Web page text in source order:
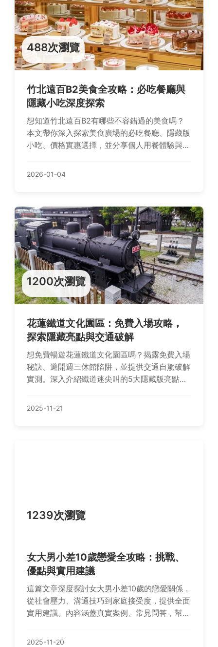
488次瀏覽
竹北遠百B2美食全攻略：必吃餐廳與
隱藏小吃深度探索
想知道竹北遠百B2有哪些不容錯過的美食嗎？
本文帶你深入探索美食廣場的必吃餐廳、隱藏版
小吃、價格實惠選擇，並分享個人用餐體驗與實
2026-01-04
1200次瀏覽
花蓮鐵道文化園區：免費入場攻略，
探索隱藏亮點與交通破解
想免費暢遊花蓮鐵道文化園區嗎？揭露免費入場
秘訣、避開週三休館陷阱，並提供交通自駕破解
實測。深入介紹鐵道迷尖叫的5大隱藏版亮點，
時光1939二手書店和溝仔尾夜市。從省錢老司
2025-11-21
1239次瀏覽
女大男小差10歲戀愛全攻略：挑戰、
優點與實用建議
這篇文章深度探討女大男小差10歲的戀愛關係，
從社會壓力、溝通技巧到家庭接受度，提供全面
實用建議。內容涵蓋真實案例、常見問答，幫助
生活。無論是正在考慮或已經踏入這種關係，都
2025-11-20